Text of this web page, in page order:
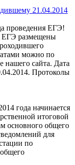
21.04.2014
проведения ЕГЭ!
ЕГЭ размещены
можно по
нашего сайта. Дата
Протоколы
года начинается
итоговой
основного общего
для
по